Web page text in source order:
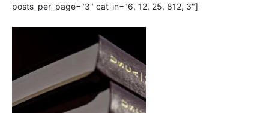
posts_per_page="3" cat_in="6, 12, 25, 812, 3"]